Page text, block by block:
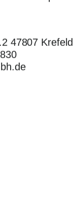
47807 Krefeld